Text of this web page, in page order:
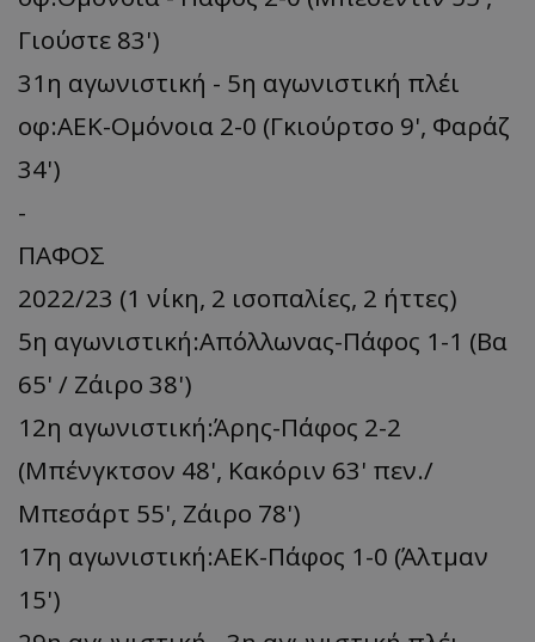
Γιούστε 83')
31η αγωνιστική - 5η αγωνιστική πλέι
οφ:ΑΕΚ-Ομόνοια 2-0 (Γκιούρτσο 9', Φαράζ
34')
-
ΠΑΦΟΣ
2022/23 (1 νίκη, 2 ισοπαλίες, 2 ήττες)
5η αγωνιστική:Απόλλωνας-Πάφος 1-1 (Βα
65' / Ζάιρο 38')
12η αγωνιστική:Άρης-Πάφος 2-2
(Μπένγκτσον 48', Κακόριν 63' πεν./
Μπεσάρτ 55', Ζάιρο 78')
17η αγωνιστική:ΑΕΚ-Πάφος 1-0 (Άλτμαν
15')